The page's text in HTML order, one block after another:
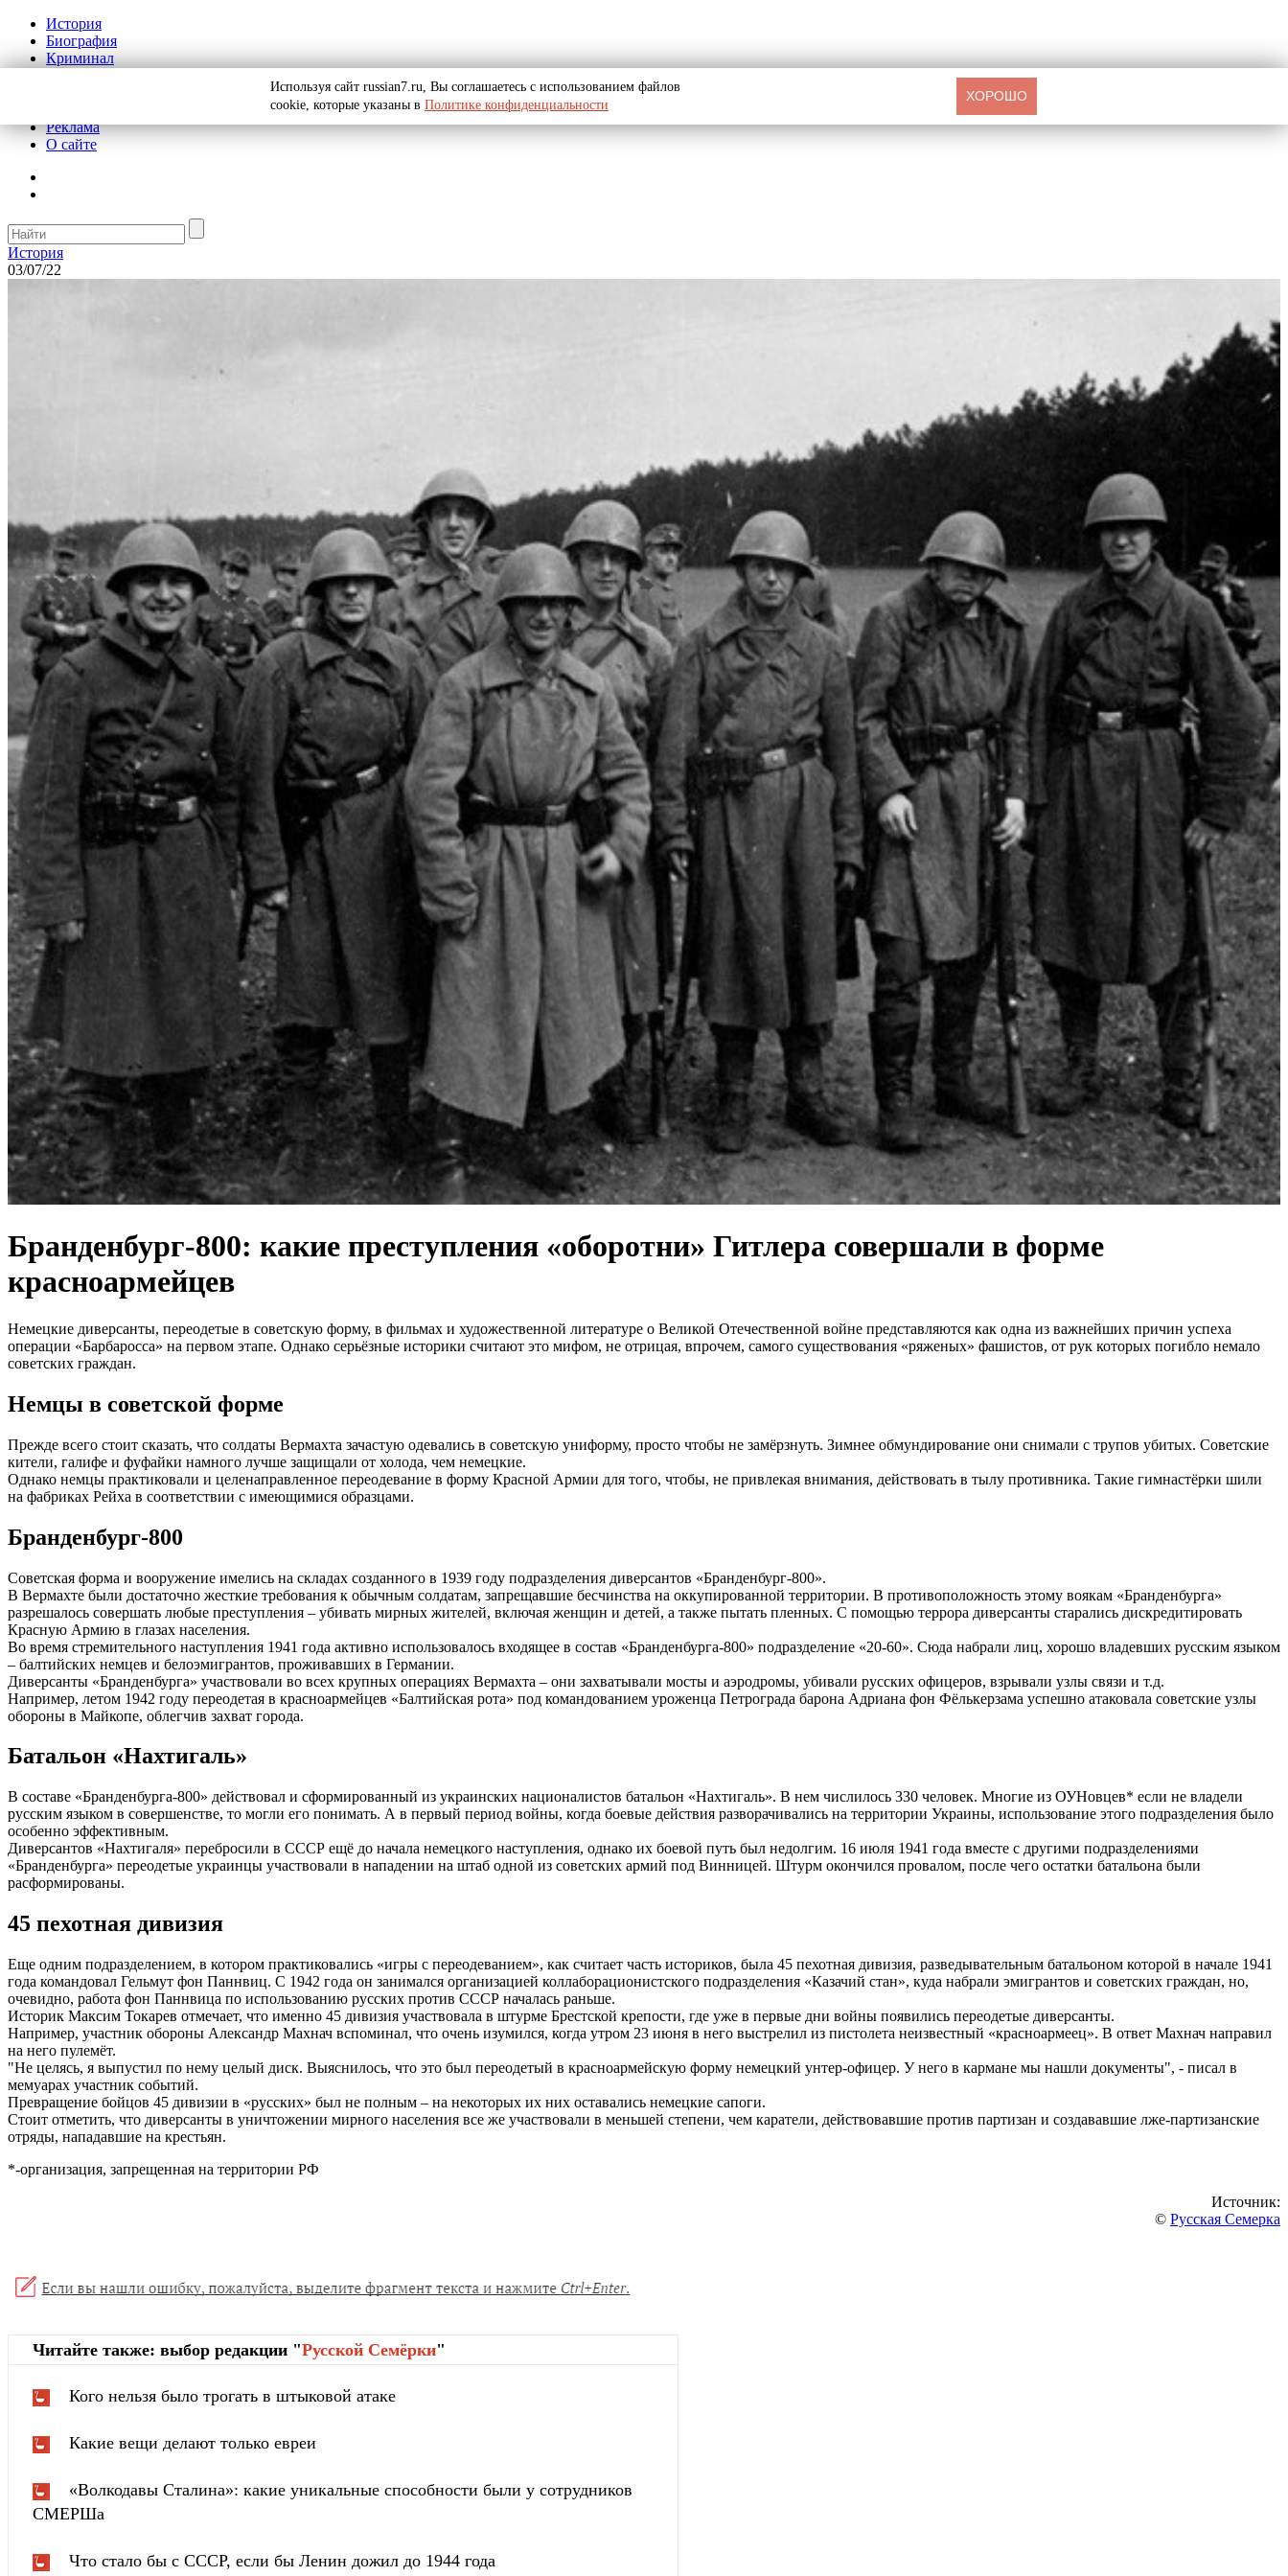
История
Биография
Криминал
Реклама
О сайте
История
03/07/22
Бранденбург-800: какие преступления «оборотни» Гитлера совершали в форме
красноармейцев
Немецкие диверсанты, переодетые в советскую форму, в фильмах и художественной литературе о Великой Отечественной войне представляются как одна из важнейших причин успеха
операции «Барбаросса» на первом этапе. Однако серьёзные историки считают это мифом, не отрицая, впрочем, самого существования «ряженых» фашистов, от рук которых погибло немало
советских граждан.
Немцы в советской форме
Прежде всего стоит сказать, что солдаты Вермахта зачастую одевались в советскую униформу, просто чтобы не замёрзнуть. Зимнее обмундирование они снимали с трупов убитых. Советские
кители, галифе и фуфайки намного лучше защищали от холода, чем немецкие.
Однако немцы практиковали и целенаправленное переодевание в форму Красной Армии для того, чтобы, не привлекая внимания, действовать в тылу противника. Такие гимнастёрки шили
на фабриках Рейха в соответствии с имеющимися образцами.
Бранденбург-800
Советская форма и вооружение имелись на складах созданного в 1939 году подразделения диверсантов «Бранденбург-800».
В Вермахте были достаточно жесткие требования к обычным солдатам, запрещавшие бесчинства на оккупированной территории. В противоположность этому воякам «Бранденбурга»
разрешалось совершать любые преступления – убивать мирных жителей, включая женщин и детей, а также пытать пленных. С помощью террора диверсанты старались дискредитировать
Красную Армию в глазах населения.
Во время стремительного наступления 1941 года активно использовалось входящее в состав «Бранденбурга-800» подразделение «20-60». Сюда набрали лиц, хорошо владевших русским языком
– балтийских немцев и белоэмигрантов, проживавших в Германии.
Диверсанты «Бранденбурга» участвовали во всех крупных операциях Вермахта – они захватывали мосты и аэродромы, убивали русских офицеров, взрывали узлы связи и т.д.
Например, летом 1942 году переодетая в красноармейцев «Балтийская рота» под командованием уроженца Петрограда барона Адриана фон Фёлькерзама успешно атаковала советские узлы
обороны в Майкопе, облегчив захват города.
Батальон «Нахтигаль»
В составе «Бранденбурга-800» действовал и сформированный из украинских националистов батальон «Нахтигаль». В нем числилось 330 человек. Многие из ОУНовцев* если не владели
русским языком в совершенстве, то могли его понимать. А в первый период войны, когда боевые действия разворачивались на территории Украины, использование этого подразделения было
особенно эффективным.
Диверсантов «Нахтигаля» перебросили в СССР ещё до начала немецкого наступления, однако их боевой путь был недолгим. 16 июля 1941 года вместе с другими подразделениями
«Бранденбурга» переодетые украинцы участвовали в нападении на штаб одной из советских армий под Винницей. Штурм окончился провалом, после чего остатки батальона были
расформированы.
45 пехотная дивизия
Еще одним подразделением, в котором практиковались «игры с переодеванием», как считает часть историков, была 45 пехотная дивизия, разведывательным батальоном которой в начале 1941
года командовал Гельмут фон Паннвиц. С 1942 года он занимался организацией коллаборационистского подразделения «Казачий стан», куда набрали эмигрантов и советских граждан, но,
очевидно, работа фон Паннвица по использованию русских против СССР началась раньше.
Историк Максим Токарев отмечает, что именно 45 дивизия участвовала в штурме Брестской крепости, где уже в первые дни войны появились переодетые диверсанты.
Например, участник обороны Александр Махнач вспоминал, что очень изумился, когда утром 23 июня в него выстрелил из пистолета неизвестный «красноармеец». В ответ Махнач направил
на него пулемёт.
"Не целясь, я выпустил по нему целый диск. Выяснилось, что это был переодетый в красноармейскую форму немецкий унтер-офицер. У него в кармане мы нашли документы", - писал в
мемуарах участник событий.
Превращение бойцов 45 дивизии в «русских» был не полным – на некоторых их них оставались немецкие сапоги.
Стоит отметить, что диверсанты в уничтожении мирного населения все же участвовали в меньшей степени, чем каратели, действовавшие против партизан и создававшие лже-партизанские
отряды, нападавшие на крестьян.
*-организация, запрещенная на территории РФ
Источник:
© Русская Семерка
Читайте также: выбор редакции "Русской Cемёрки"
Кого нельзя было трогать в штыковой атаке
Какие вещи делают только евреи
«Волкодавы Сталина»: какие уникальные способности были у сотрудников
СМЕРШа
Что стало бы с СССР, если бы Ленин дожил до 1944 года
Используя сайт russian7.ru, Вы соглашаетесь с использованием файлов
cookie, которые указаны в Политике конфиденциальности
ХОРОШО